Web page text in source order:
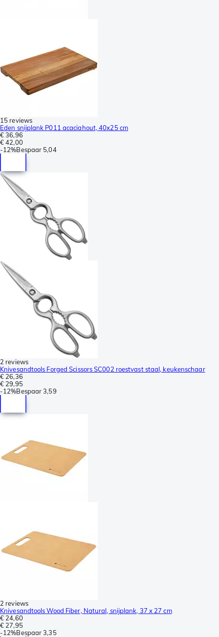
15 reviews
Eden snijplank P011 acaciahout, 40x25 cm
€ 36,96
€ 42,00
-12%Bespaar 5,04
2 reviews
Knivesandtools Forged Scissors SC002 roestvast staal, keukenschaar
€ 26,36
€ 29,95
-12%Bespaar 3,59
2 reviews
Knivesandtools Wood Fiber, Natural, snijplank, 37 x 27 cm
€ 24,60
€ 27,95
-12%Bespaar 3,35